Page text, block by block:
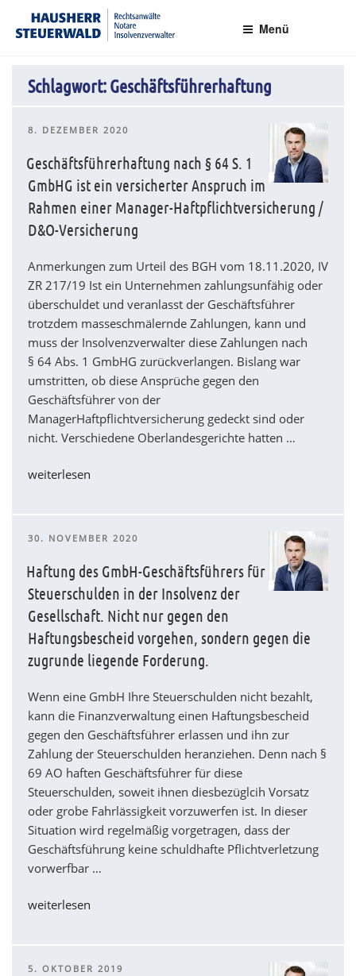
Inhalt
Rechtsanwälte Insolvenzverwalter Partnerschaftsgesellschaft mbB
Menü
Schlagwort:Geschäftsführerhaftung
VERÖFFENTLICHT
8. DEZEMBER 2020
Geschäftsführerhaftung nach § 64 S. 1
GmbHG ist ein versicherter Anspruch im
Rahmen einer Manager-Haftpflichtversicherung /
D&O-Versicherung
Anmerkungen zum Urteil des BGH vom 18.11.2020, IV
ZR 217/19 Ist ein Unternehmen zahlungsunfähig oder
überschuldet und veranlasst der Geschäftsführer
trotzdem masseschmälernde Zahlungen, kann und
muss der Insolvenzverwalter diese Zahlungen nach
§ 64 Abs. 1 GmbHG zurückverlangen. Bislang war
umstritten, ob diese Ansprüche gegen den
Geschäftsführer von der
ManagerHaftpflichtversicherung gedeckt sind oder
nicht. Verschiedene Oberlandesgerichte hatten …
„Geschäftsführerhaftung
64
1
GmbHG
ist
ein
versicherter
Anspruch
Rahmen
einer
Manager-
Haftpflichtversicherung
/
D&O-
Versicherung“
weiterlesen
VERÖFFENTLICHT
30. NOVEMBER 2020
Haftung des GmbH-Geschäftsführers für
Steuerschulden in der Insolvenz der
Gesellschaft. Nicht nur gegen den
Haftungsbescheid vorgehen, sondern gegen die
zugrunde liegende Forderung.
Wenn eine GmbH Ihre Steuerschulden nicht bezahlt,
kann die Finanzverwaltung einen Haftungsbescheid
gegen den Geschäftsführer erlassen und ihn zur
Zahlung der Steuerschulden heranziehen. Denn nach §
69 AO haften Geschäftsführer für diese
Steuerschulden, soweit ihnen diesbezüglcih Vorsatz
oder grobe Fahrlässigkeit vorzuwerfen ist. In dieser
Situation wird regelmäßig vorgetragen, dass der
Geschäftsführung keine schuldhafte Pflichtverletzung
vorwerfbar …
„Haftung
Geschäftsführers
weiterlesen
VERÖFFENTLICHT
5. OKTOBER 2019